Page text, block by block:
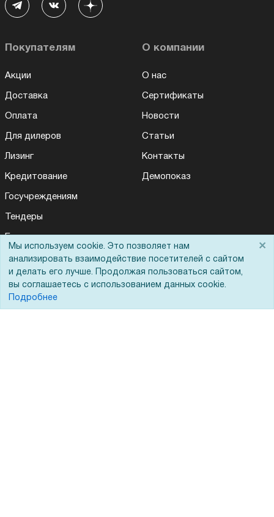
Покупателям
Акции
Доставка
Оплата
Для дилеров
Лизинг
Кредитование
Госучреждениям
Тендеры
Бренды
ЭДО
О компании
О нас
Сертификаты
Новости
Статьи
Контакты
Демопоказ
Помощь
Мы используем cookie. Это позволяет нам
анализировать взаимодействие посетителей с сайтом
и делать его лучше. Продолжая пользоваться сайтом,
вы соглашаетесь с использованием данных cookie.
Подробнее
×
Для Вас доступно эксклюзивное приложение при
заказе этого товара
Получить скидку Не показывать